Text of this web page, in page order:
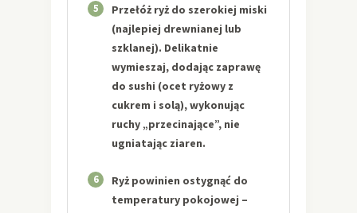
5
Przełóż ryż do szerokiej miski
(najlepiej drewnianej lub
szklanej). Delikatnie
wymieszaj, dodając zaprawę
do sushi (ocet ryżowy z
cukrem i solą), wykonując
ruchy „przecinające”, nie
ugniatając ziaren.
6
Ryż powinien ostygnąć do
temperatury pokojowej –